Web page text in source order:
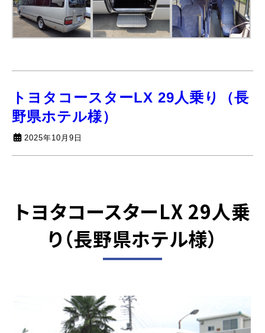
トヨタコースターLX 29人乗り（長
野県ホテル様）
2025年10月9日
トヨタコースターLX 29人乗
り（長野県ホテル様）